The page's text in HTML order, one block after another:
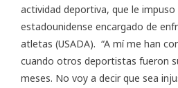
actividad deportiva, que le
estadounidense encargado de
atletas (USADA). “A mí me han
cuando otros deportistas fueron
meses. No voy a decir que sea